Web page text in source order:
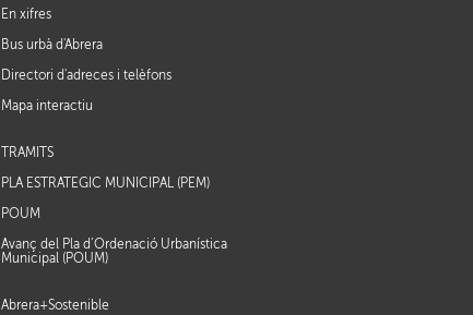
En xifres
Bus urbà d'Abrera
Directori d'adreces i telèfons
Mapa interactiu
TRÀMITS
PLA ESTRATÈGIC MUNICIPAL (PEM)
POUM
Avanç del Pla d’Ordenació Urbanística
Municipal (POUM)
Abrera+Sostenible